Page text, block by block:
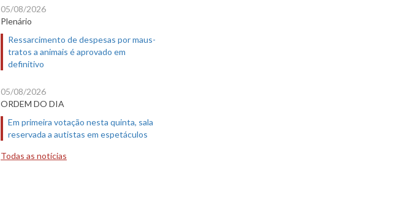
05/08/2026
Plenário
Ressarcimento de despesas por maus-
tratos a animais é aprovado em
definitivo
05/08/2026
ORDEM DO DIA
Em primeira votação nesta quinta, sala
reservada a autistas em espetáculos
Todas as notícias